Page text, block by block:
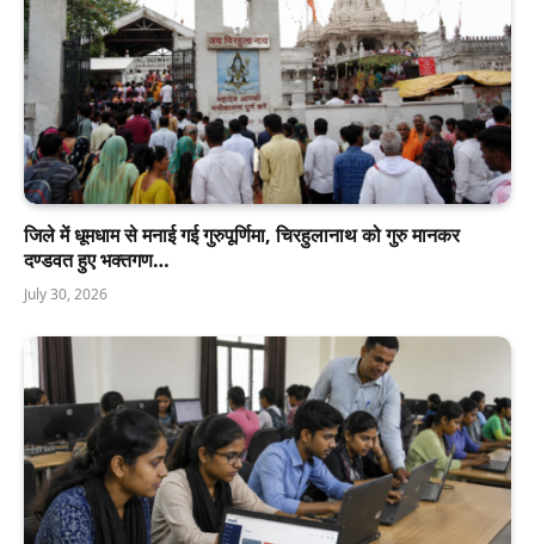
जिले में धूमधाम से मनाई गई गुरुपूर्णिमा, चिरहुलानाथ को गुरु मानकर
दण्डवत हुए भक्तगण…
July 30, 2026